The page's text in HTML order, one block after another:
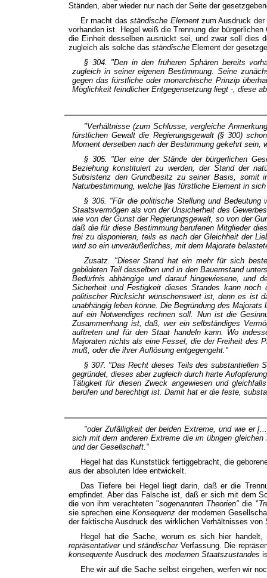
Ständen, aber wieder nur nach der Seite der
Er macht dasständische Element zum Ausdruck der
vorhanden ist. Hegel weiß die Trennung der
die Einheit desselben ausrückt sei, und zwar soll dies
zugleich als solche das ständische Element der
§ 304. "Den in den früheren Sphären bereits
zugleich in seiner eigenen Bestimmung. Seine
gegen dasfürstlicheodermonarchische Prinzip
Möglichkeit feindlicher Entgegensetzung liegt -, diese
"Verhältnisse (zum Schlusse, vergleiche
fürstlichen Gewalt die Regierungsgewalt (§ 300)
Moment derselben nach der Bestimmung gekehrt
§ 305. "Der eine der Stände der bürgerlichen
Beziehung konstituiert zu werden, der Stand der
Subsistenz den Grundbesitz zu seiner Basis, somit
Naturbestimmung, welche |las fürstliche Element in
§ 306. "Für die politische Stellung und Bedeutung
Staatsvermögen als von der Unsicherheit des
wie von der Gunst der Regierungsgewalt, so von der
daß die für diese Bestimmung berufenen Mitglieder
frei zu disponieren, teils es nach der Gleichheit der
wird so ein unveräußerliches, mit dem Majorate
Zusatz. "Dieser Stand hat ein mehr für sich
gebildeten Teil desselben und in den Bauernstand
Bedürfnis abhängige und darauf hingewiesene, und
Sicherheit und Festigkeit dieses Standes kann
politischer Rücksicht wünschenswert ist, denn es ist
unabhängig leben könne. Die Begründung des
auf ein Notwendiges rechnen soll. Nun ist die
Zusammenhang ist, daß, wer ein selbständiges
auftreten und für den Staat handeln kann. Wo
Majoraten nichts als eine Fessel, die der Freiheit des
muß, oder die ihrer Auflösung entgegengeht."
§ 307. "Das Recht dieses Teils des substantiellen
gegründet, dieses aber zugleich durch harte
Tätigkeit für diesen Zweck angewiesen und
berufen und berechtigt ist. Damit hat er die feste,
"oder Zufälligkeit der beiden Extreme, und wie er
sich mit dem anderen Extreme die im übrigen
und der Gesellschaft."
Hegel hat das Kunststück fertiggebracht, die
aus der absoluten Idee entwickelt.
Das Tiefere bei Hegel liegt darin, daß er die
empfindet. Aber das Falsche ist, daß er sich mit dem
die von ihm verachteten "sogenannten Theorien"die "
sie sprechen eineKonsequenz der modernen
der faktische Ausdruck des wirklichen Verhältnisses
Hegel hat die Sache, worum es sich hier
repräsentativer undständischer Verfassung. Die
konsequente Ausdruck des modernen Staatszustandes
Ehe wir auf die Sache selbst eingehen, werfen wir